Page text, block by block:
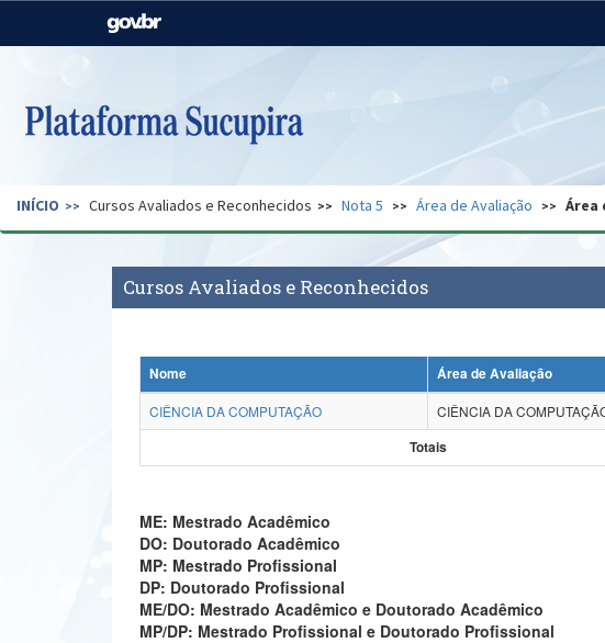
Casa Civil
Pecuária e Abastecimento
Ministério
Regional
Secretaria de Governo Gabinete de Segurança Advocacia-
INÍCIO Cursos Avaliados e Reconhecidos Nota 5 Área de Avaliação Área
Cursos Avaliados e Reconhecidos
Nome
Área de Avaliação
CIÊNCIA DA COMPUTAÇÃO
CIÊNCIA DA
Totais
ME: Mestrado Acadêmico
DO: Doutorado Acadêmico
MP: Mestrado Profissional
DP: Doutorado Profissional
ME/DO: Mestrado Acadêmico e Doutorado Acadêmico
MP/DP: Mestrado Profissional e Doutorado Profissional